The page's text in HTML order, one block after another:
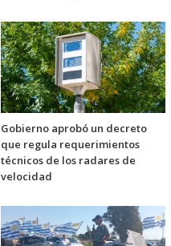
Gobierno aprobó un decreto
que regula requerimientos
técnicos de los radares de
velocidad